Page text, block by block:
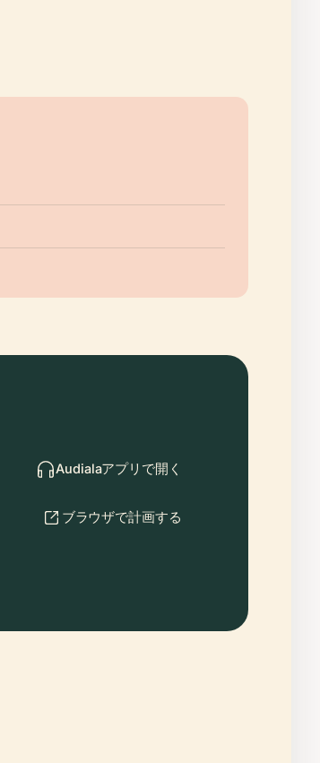
Audialaアプリで開く
ブラウザで計画する